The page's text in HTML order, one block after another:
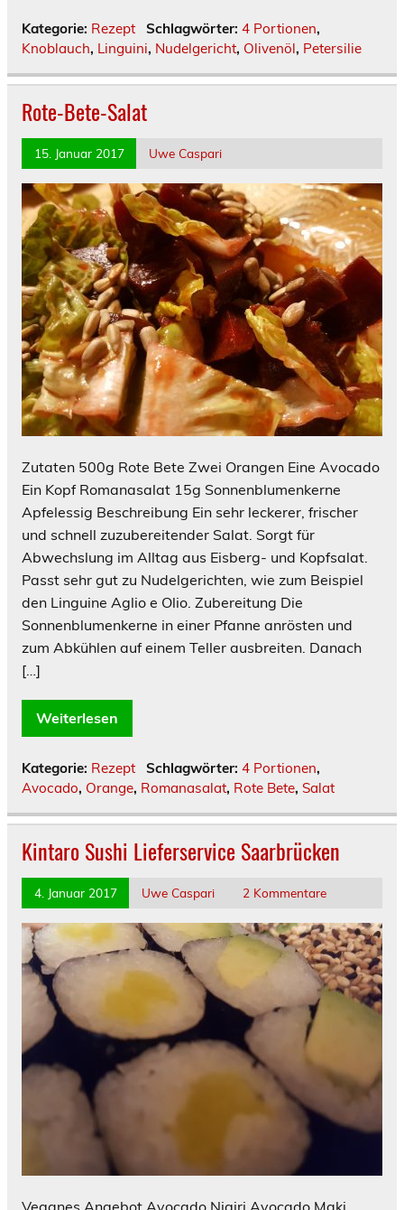
Kategorie: Rezept Schlagwörter: 4 Portionen,
Knoblauch, Linguini, Nudelgericht, Olivenöl, Petersilie
Rote-Bete-Salat
15. Januar 2017 Uwe Caspari
Zutaten 500g Rote Bete Zwei Orangen Eine Avocado
Ein Kopf Romanasalat 15g Sonnenblumenkerne
Apfelessig Beschreibung Ein sehr leckerer, frischer
und schnell zuzubereitender Salat. Sorgt für
Abwechslung im Alltag aus Eisberg- und Kopfsalat.
Passt sehr gut zu Nudelgerichten, wie zum Beispiel
den Linguine Aglio e Olio. Zubereitung Die
Sonnenblumenkerne in einer Pfanne anrösten und
zum Abkühlen auf einem Teller ausbreiten. Danach
[…]
Weiterlesen
Kategorie: Rezept Schlagwörter: 4 Portionen,
Avocado, Orange, Romanasalat, Rote Bete, Salat
Kintaro Sushi Lieferservice Saarbrücken
4. Januar 2017 Uwe Caspari 2 Kommentare
Veganes Angebot Avocado Nigiri Avocado Maki